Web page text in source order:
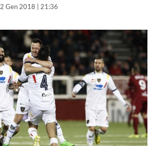
2 Gen 2018 | 21:36